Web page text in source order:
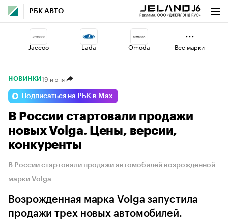
РБК АВТО
Jaecoo Lada Omoda
Volga
Changan Voyah Esteo
Все марки
НОВИНКИ 19 июня
Подписаться на РБК в Max
В России стартовали продажи
новых Volga. Цены, версии,
конкуренты
В России стартовали продажи автомобилей возрожденной
марки Volga
Возрожденная марка Volga запустила
продажи трех новых автомобилей.